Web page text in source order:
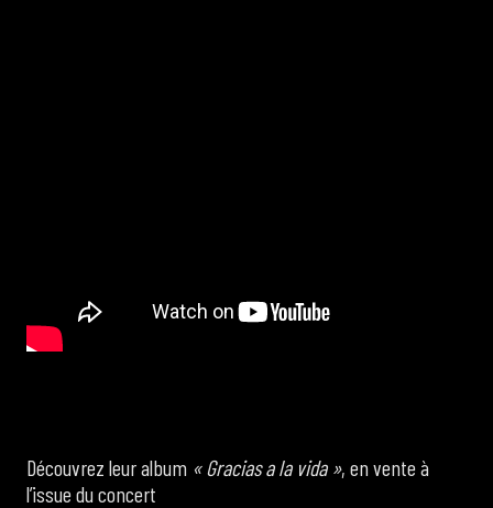
Découvrez leur album « Gracias a la vida », en vente à
l’issue du concert